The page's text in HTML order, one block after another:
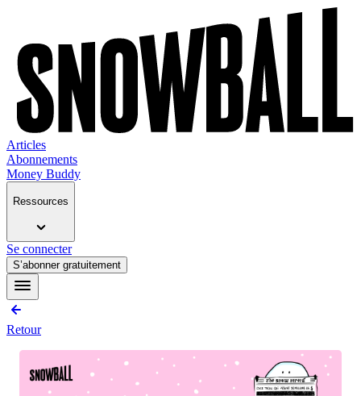
Articles
Abonnements
Money Buddy
Ressources
Se connecter
S’abonner gratuitement
Retour